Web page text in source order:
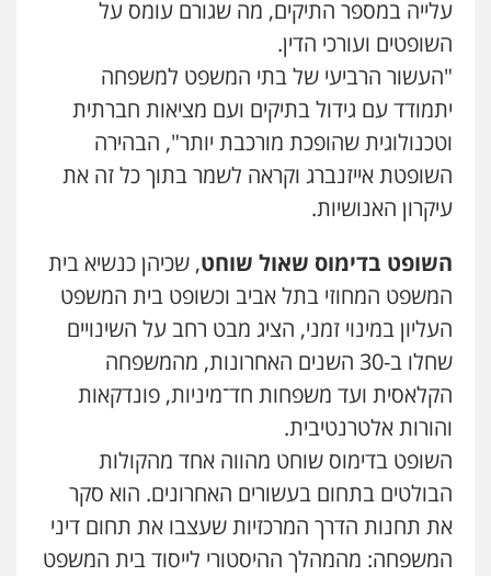
עו"ד קובי בן שעיה
פלילי צווארון לבן צבאי
0524040052
פלילי צבאי סמים אלימות במשפחה צווארון
לבן
עו"ד לימור רוט חזן
פשיעה חמורה
0523407232
עו"ד עינב יתח
פלילי פשיעה חמורה
0546364651
אייל בן שושן, עורך דין פלילי
פלילי מעצרים וחקירות פשיעה חמורה
עלייה במספר התיקים, מה שגורם עומס על
השופטים ועורכי הדין.
"העשור הרביעי של בתי המשפט למשפחה
יתמודד עם גידול בתיקים ועם מציאות חברתית
וטכנולוגית שהופכת מורכבת יותר", הבהירה
השופטת אייזנברג וקראה לשמר בתוך כל זה את
עיקרון האנושיות.
השופט בדימוס שאול שוחט, שכיהן כנשיא בית
המשפט המחוזי בתל אביב וכשופט בית המשפט
העליון במינוי זמני, הציג מבט רחב על השינויים
שחלו ב-30 השנים האחרונות, מהמשפחה
הקלאסית ועד משפחות חד־מיניות, פונדקאות
והורות אלטרנטיבית.
השופט בדימוס שוחט מהווה אחד מהקולות
הבולטים בתחום בעשורים האחרונים. הוא סקר
את תחנות הדרך המרכזיות שעצבו את תחום דיני
המשפחה: מהמהלך ההיסטורי לייסוד בית המשפט